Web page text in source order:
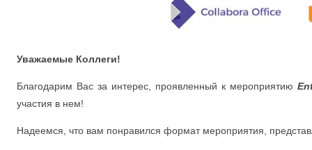
Уважаемые Коллеги!
Благодарим Вас за интерес, проявленный к мероприятию
участия в нем!
Надеемся, что вам понравился формат мероприятия,